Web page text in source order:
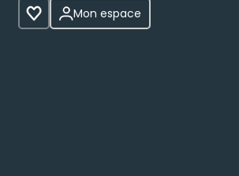
Voir les favoris
Mon espace